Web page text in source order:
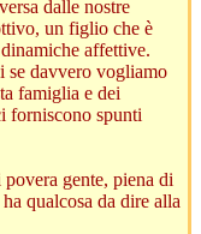
dalle nostre
un figlio che è
affettive.
se davvero vogliamo
famiglia e dei
forniscono spunti
gente, piena di
qualcosa da dire alla